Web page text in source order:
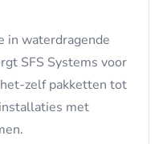
in waterdragende
SFS Systems voor
zelf pakketten tot
met